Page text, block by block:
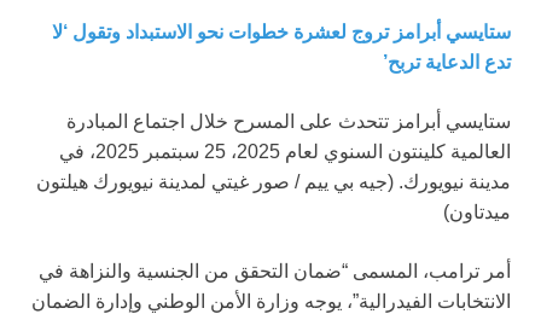
ستايسي أبرامز تروج لعشرة خطوات نحو الاستبداد وتقول ‘لا
تدع الدعاية تربح’
ستايسي أبرامز تتحدث على المسرح خلال اجتماع المبادرة
العالمية كلينتون السنوي لعام 2025، 25 سبتمبر 2025، في
مدينة نيويورك. (جيه بي ييم / صور غيتي لمدينة نيويورك هيلتون
ميدتاون)
أمر ترامب، المسمى “ضمان التحقق من الجنسية والنزاهة في
الانتخابات الفيدرالية”، يوجه وزارة الأمن الوطني وإدارة الضمان